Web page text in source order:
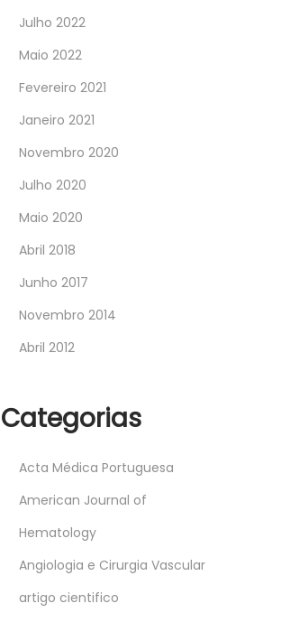
Julho 2022
Maio 2022
Fevereiro 2021
Janeiro 2021
Novembro 2020
Julho 2020
Maio 2020
Abril 2018
Junho 2017
Novembro 2014
Abril 2012
Categorias
Acta Médica Portuguesa
American Journal of
Hematology
Angiologia e Cirurgia Vascular
artigo cientifico